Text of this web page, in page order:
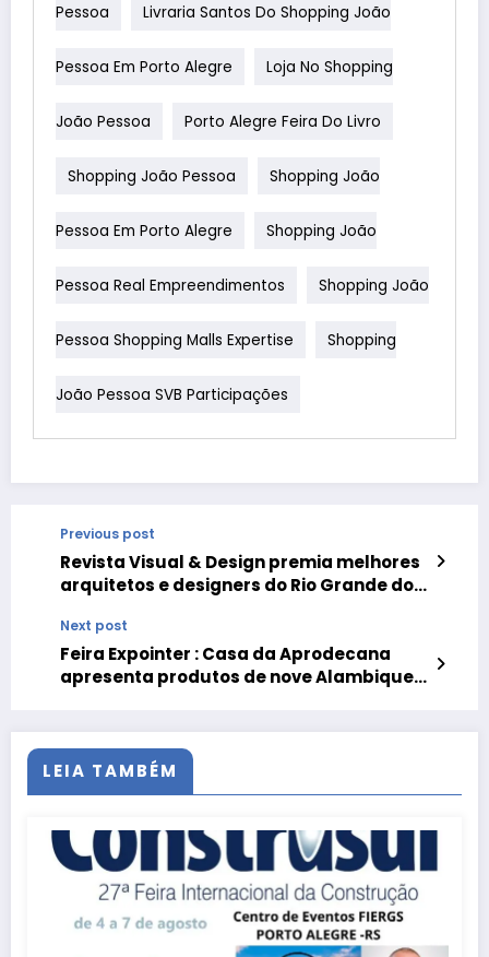
Pessoa Livraria Santos Do Shopping João
Pessoa Em Porto Alegre Loja No Shopping
João Pessoa Porto Alegre Feira Do Livro
Shopping João Pessoa Shopping João
Pessoa Em Porto Alegre Shopping João
Pessoa Real Empreendimentos Shopping João
Pessoa Shopping Malls Expertise Shopping
João Pessoa SVB Participações
Previous post
Revista Visual & Design premia melhores
arquitetos e designers do Rio Grande do
Next post
Feira Expointer : Casa da Aprodecana
apresenta produtos de nove Alambiques
LEIA TAMBÉM